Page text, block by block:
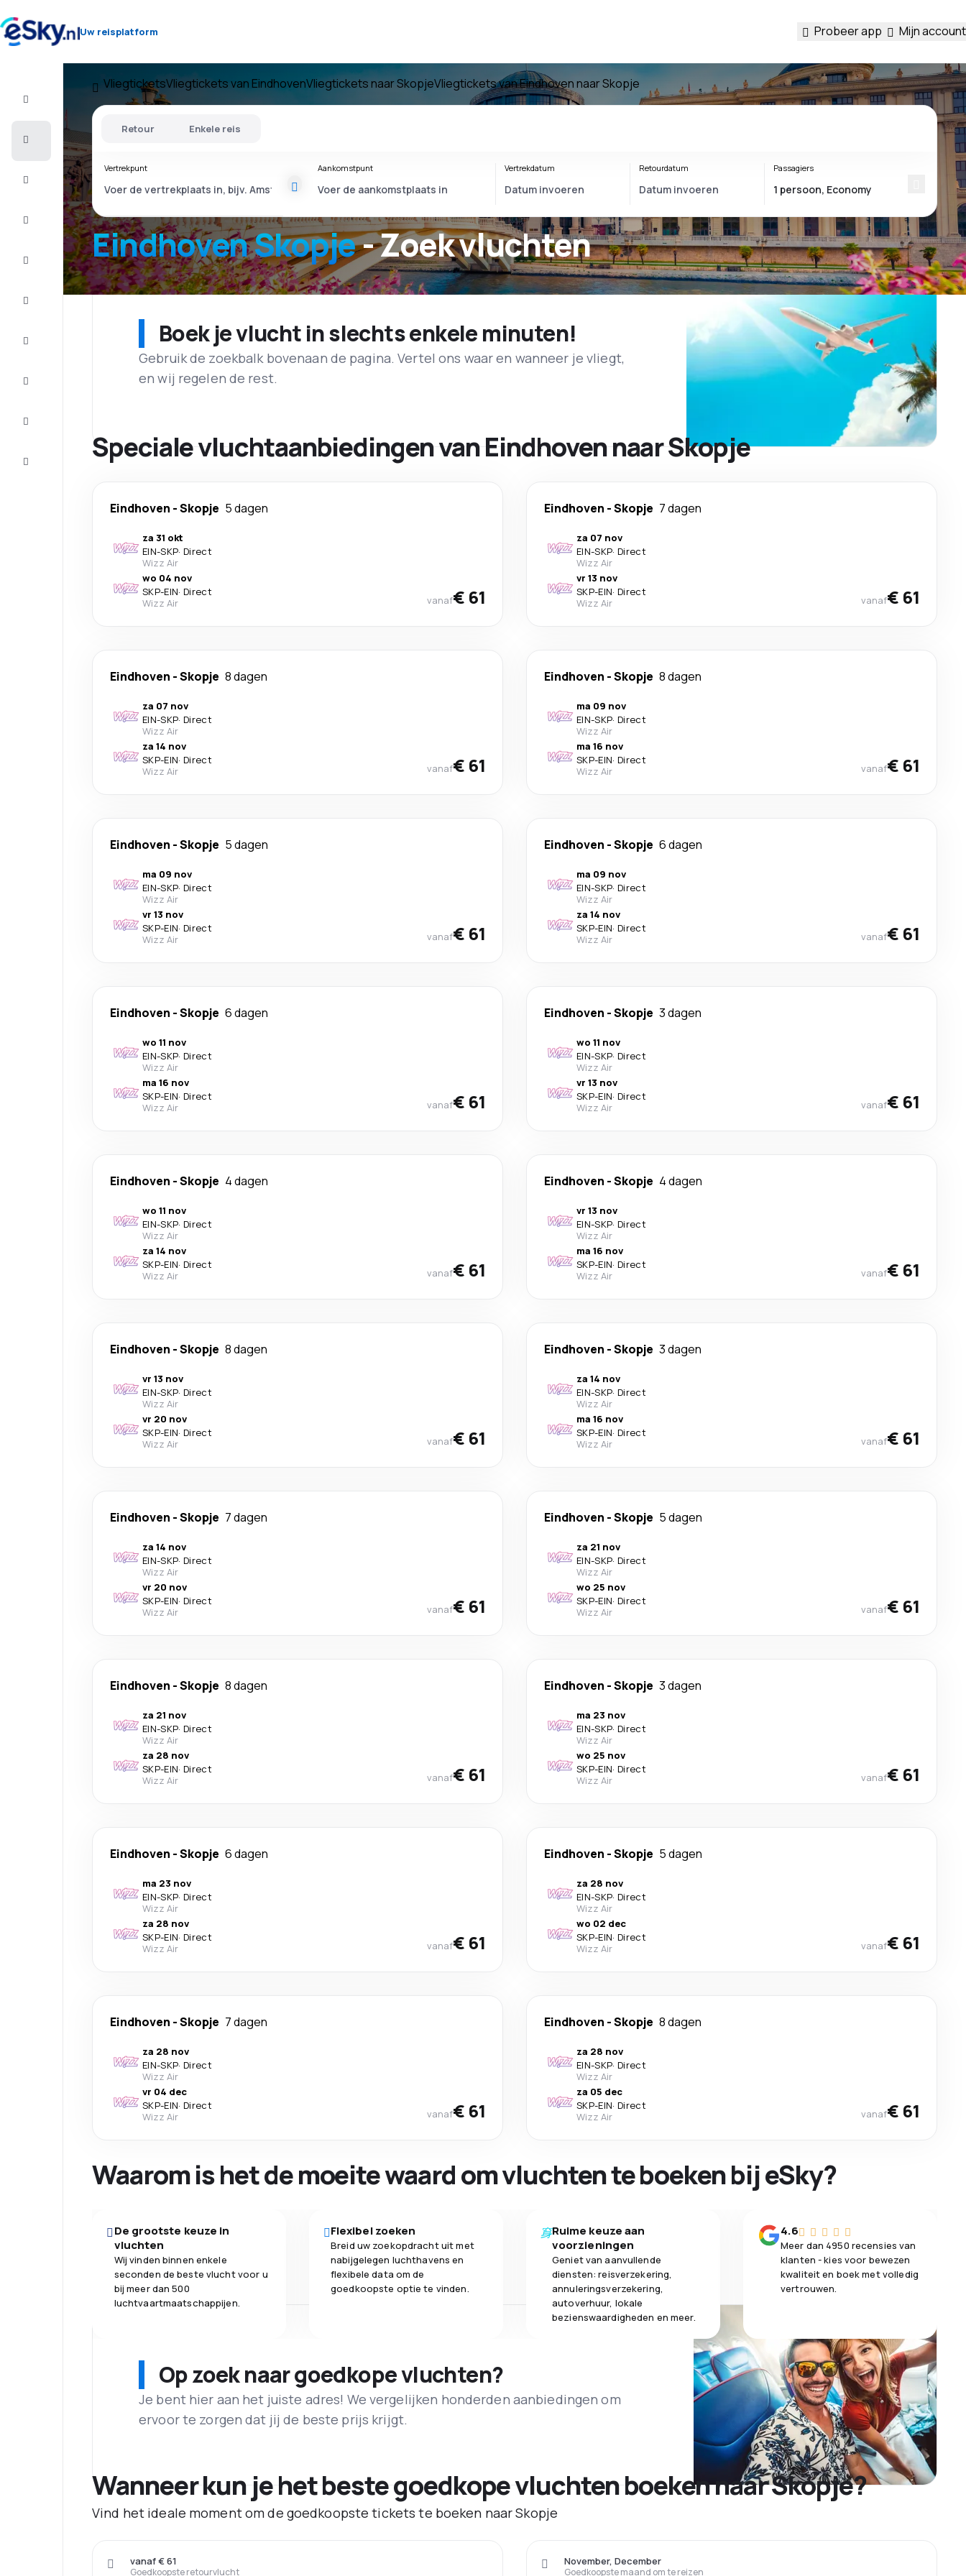
Uw reisplatform Probeer app Mijn account
Vliegtickets
Vakantie
Stedentrip
VliegticketsVliegtickets van EindhovenVliegtickets naar SkopjeVliegtickets van Eindhoven naar Skopje
Eindhoven Skopje- Zoek vluchten
Retour Enkele reis
Vertrekpunt Aankomstpunt Vertrekdatum Retourdatum Passagiers
Boek je vlucht in slechts enkele minuten!
Gebruik de zoekbalk bovenaan de pagina. Vertel ons waar en wanneer je vliegt,
en wij regelen de rest.
Speciale vluchtaanbiedingen van Eindhoven naar Skopje
Eindhoven -Skopje 5 dagen
za 31 okt
EIN-SKP· Direct
Wizz Air
wo 04 nov
SKP-EIN· Direct
Wizz Air
vanaf€ 61
Eindhoven -Skopje 7 dagen
za 07 nov
EIN-SKP· Direct
Wizz Air
vr 13 nov
SKP-EIN· Direct
Wizz Air
vanaf€ 61
Eindhoven -Skopje 8 dagen
za 07 nov
EIN-SKP· Direct
Wizz Air
za 14 nov
SKP-EIN· Direct
Wizz Air
vanaf€ 61
Eindhoven -Skopje 8 dagen
ma 09 nov
EIN-SKP· Direct
Wizz Air
ma 16 nov
SKP-EIN· Direct
Wizz Air
vanaf€ 61
Eindhoven -Skopje 5 dagen
ma 09 nov
EIN-SKP· Direct
Wizz Air
vr 13 nov
SKP-EIN· Direct
Wizz Air
vanaf€ 61
Eindhoven -Skopje 6 dagen
ma 09 nov
EIN-SKP· Direct
Wizz Air
za 14 nov
SKP-EIN· Direct
Wizz Air
vanaf€ 61
Eindhoven -Skopje 6 dagen
wo 11 nov
EIN-SKP· Direct
Wizz Air
ma 16 nov
SKP-EIN· Direct
Wizz Air
vanaf€ 61
Eindhoven -Skopje 3 dagen
wo 11 nov
EIN-SKP· Direct
Wizz Air
vr 13 nov
SKP-EIN· Direct
Wizz Air
vanaf€ 61
Eindhoven -Skopje 4 dagen
wo 11 nov
EIN-SKP· Direct
Wizz Air
za 14 nov
SKP-EIN· Direct
Wizz Air
vanaf€ 61
Eindhoven -Skopje 4 dagen
vr 13 nov
EIN-SKP· Direct
Wizz Air
ma 16 nov
SKP-EIN· Direct
Wizz Air
vanaf€ 61
Eindhoven -Skopje 8 dagen
vr 13 nov
EIN-SKP· Direct
Wizz Air
vr 20 nov
SKP-EIN· Direct
Wizz Air
vanaf€ 61
Eindhoven -Skopje 3 dagen
za 14 nov
EIN-SKP· Direct
Wizz Air
ma 16 nov
SKP-EIN· Direct
Wizz Air
vanaf€ 61
Eindhoven -Skopje 7 dagen
za 14 nov
EIN-SKP· Direct
Wizz Air
vr 20 nov
SKP-EIN· Direct
Wizz Air
vanaf€ 61
Eindhoven -Skopje 5 dagen
za 21 nov
EIN-SKP· Direct
Wizz Air
wo 25 nov
SKP-EIN· Direct
Wizz Air
vanaf€ 61
Eindhoven -Skopje 8 dagen
za 21 nov
EIN-SKP· Direct
Wizz Air
za 28 nov
SKP-EIN· Direct
Wizz Air
vanaf€ 61
Eindhoven -Skopje 3 dagen
ma 23 nov
EIN-SKP· Direct
Wizz Air
wo 25 nov
SKP-EIN· Direct
Wizz Air
vanaf€ 61
Eindhoven -Skopje 6 dagen
ma 23 nov
EIN-SKP· Direct
Wizz Air
za 28 nov
SKP-EIN· Direct
Wizz Air
vanaf€ 61
Eindhoven -Skopje 5 dagen
za 28 nov
EIN-SKP· Direct
Wizz Air
wo 02 dec
SKP-EIN· Direct
Wizz Air
vanaf€ 61
Eindhoven -Skopje 7 dagen
za 28 nov
EIN-SKP· Direct
Wizz Air
vr 04 dec
SKP-EIN· Direct
Wizz Air
vanaf€ 61
Eindhoven -Skopje 8 dagen
za 28 nov
EIN-SKP· Direct
Wizz Air
za 05 dec
SKP-EIN· Direct
Wizz Air
vanaf€ 61
Waarom is het de moeite waard om vluchten te boeken bij eSky?
De grootste keuze in
vluchten
Wij vinden binnen enkele
seconden de beste vlucht voor u
bij meer dan 500
luchtvaartmaatschappijen.
Flexibel zoeken
Breid uw zoekopdracht uit met
nabijgelegen luchthavens en
flexibele data om de
goedkoopste optie te vinden.
Ruime keuze aan
voorzieningen
Geniet van aanvullende
diensten: reisverzekering,
annuleringsverzekering,
autoverhuur, lokale
bezienswaardigheden en meer.
4.6
Meer dan 4950 recensies van
klanten - kies voor bewezen
kwaliteit en boek met volledig
vertrouwen.
Op zoek naar goedkope vluchten?
Je bent hier aan het juiste adres! We vergelijken honderden aanbiedingen om
ervoor te zorgen dat jij de beste prijs krijgt.
Wanneer kun je het beste goedkope vluchten boeken naar Skopje?
Vind het ideale moment om de goedkoopste tickets te boeken naar Skopje
Goedkoopste retourvlucht
vanaf € 61
Goedkoopste maand om te reizen
November, December